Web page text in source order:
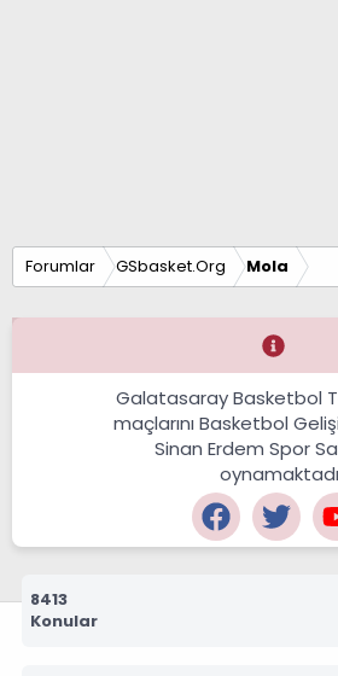
Forumlar GSbasket.Org Mola
Galatasaray Basketbol
maçlarını Basketbol
Sinan Erdem Spor
8413
Konular